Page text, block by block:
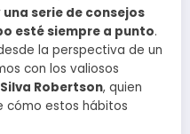
serie de consejos
esté siempre a punto.
la perspectiva de un
con los valiosos
Robertson, quien
cómo estos hábitos